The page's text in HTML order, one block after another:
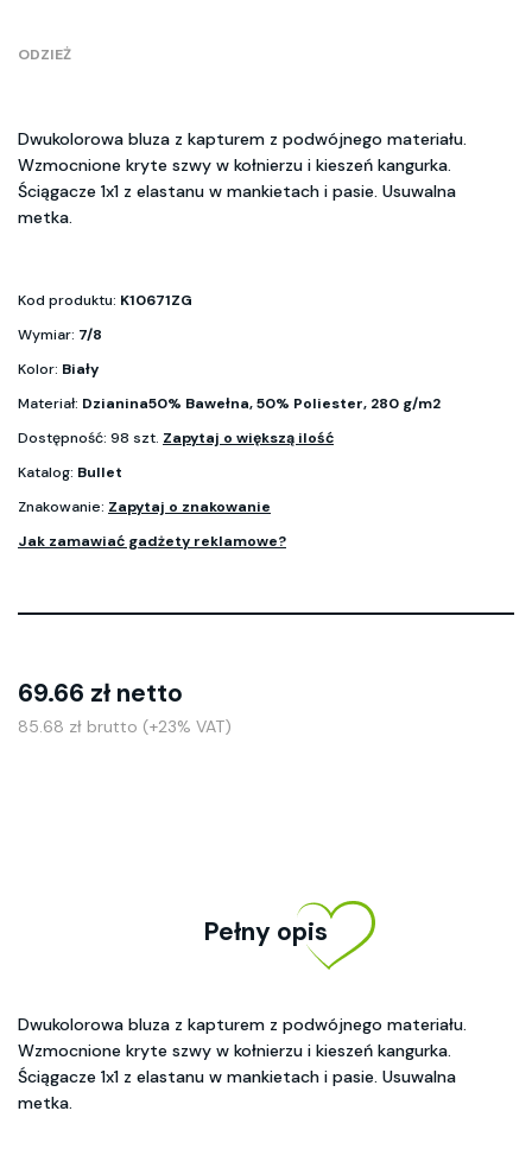
ODZIEŻ
Dwukolorowa bluza z kapturem z podwójnego materiału.
Wzmocnione kryte szwy w kołnierzu i kieszeń kangurka.
Ściągacze 1x1 z elastanu w mankietach i pasie. Usuwalna
metka.
Kod produktu: K10671ZG
Wymiar: 7/8
Kolor: Biały
Materiał: Dzianina50% Bawełna, 50% Poliester, 280 g/m2
Dostępność: 98 szt. Zapytaj o większą ilość
Katalog: Bullet
Znakowanie: Zapytaj o znakowanie
Jak zamawiać gadżety reklamowe?
69.66 zł netto
85.68 zł brutto (+23% VAT)
Pełny opis
Dwukolorowa bluza z kapturem z podwójnego materiału.
Wzmocnione kryte szwy w kołnierzu i kieszeń kangurka.
Ściągacze 1x1 z elastanu w mankietach i pasie. Usuwalna
metka.